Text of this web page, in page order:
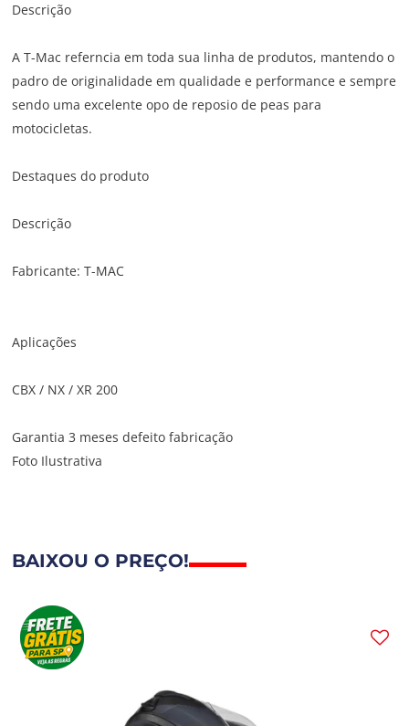
Descrição
A T-Mac referncia em toda sua linha de produtos, mantendo o
padro de originalidade em qualidade e performance e sempre
sendo uma excelente opo de reposio de peas para
motocicletas.
Destaques do produto
Descrição
Fabricante: T-MAC
Aplicações
CBX / NX / XR 200
Garantia 3 meses defeito fabricação
Foto Ilustrativa
BAIXOU O PREÇO!